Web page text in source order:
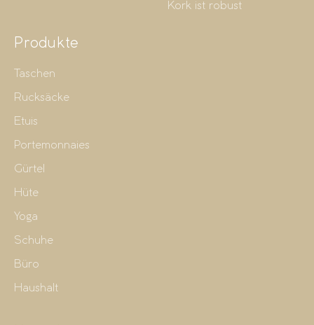
Kork ist robust
Produkte
Taschen
Rucksäcke
Etuis
Portemonnaies
Gürtel
Hüte
Yoga
Schuhe
Büro
Haushalt